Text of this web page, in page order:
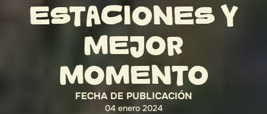
ESTACIONES Y
MEJOR
MOMENTO
FECHA DE PUBLICACIÓN
04 enero 2024